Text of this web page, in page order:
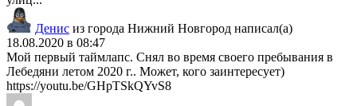
Денис из города Нижний Новгород написал(а)
18.08.2020 в 08:47
Мой первый таймлапс. Снял во время своего пребывания в
Лебедяни летом 2020 г.. Может, кого заинтересует)
https://youtu.be/GHpTSkQYvS8